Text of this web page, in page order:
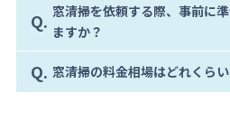
Q. 窓清掃を依頼する際、事前に
ますか？
Q. 窓清掃の料金相場はどれくら